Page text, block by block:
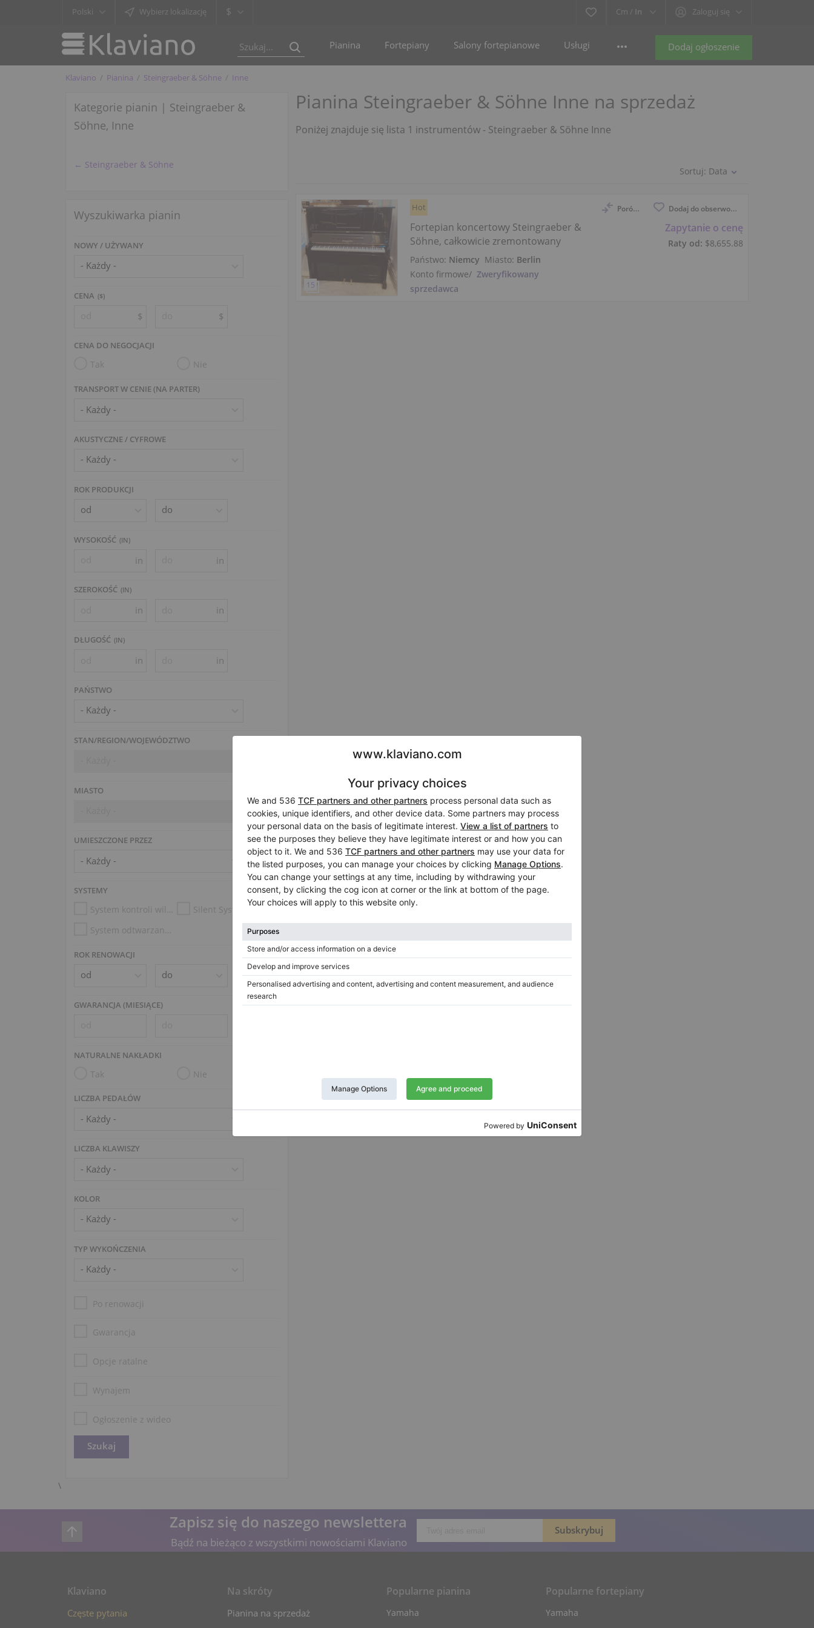
Polski Wybierz lokalizację $ Cm / In Zaloguj się
Dodaj ogłoszenie
Pianina Fortepiany Salony fortepianowe Usługi
Klaviano Pianina Steingraeber & Söhne Inne
Kategorie pianin | Steingraeber &
Söhne, Inne
← Steingraeber & Söhne
Wyszukiwarka pianin
NOWY / UŻYWANY
CENA ($)
$ $
CENA DO NEGOCJACJI
Tak Nie
TRANSPORT W CENIE (NA PARTER)
AKUSTYCZNE / CYFROWE
ROK PRODUKCJI
WYSOKOŚĆ (IN)
in in
SZEROKOŚĆ (IN)
in in
DŁUGOŚĆ (IN)
in in
PAŃSTWO
- Każdy -
STAN/REGION/WOJEWÓDZTWO
MIASTO
UMIESZCZONE PRZEZ
SYSTEMY
System kontroli wilgotności
Silent System
System odtwarzania (np. Disklavier, PianoDisc)
ROK RENOWACJI
GWARANCJA (MIESIĄCE)
NATURALNE NAKŁADKI
Tak Nie
LICZBA PEDAŁÓW
LICZBA KLAWISZY
KOLOR
TYP WYKOŃCZENIA
Po renowacji
Gwarancja
Opcje ratalne
Wynajem
Ogłoszenie z wideo
\
Pianina Steingraeber & Söhne Inne na sprzedaż
Poniżej znajduje się lista 1 instrumentów - Steingraeber & Söhne Inne
Sortuj: Data
Porównaj Dodaj do obserwowanych
Zapytanie o cenę
Raty od: $8,655.88
Hot
Fortepian koncertowy Steingraeber &
Söhne, całkowicie zremontowany
Państwo: Niemcy Miasto: Berlin
Konto firmowe/ Zweryfikowany
sprzedawca
Zapisz się do naszego newslettera
Bądź na bieżąco z wszystkimi nowościami Klaviano
Klaviano
Częste pytania
Na skróty
Pianina na sprzedaż
Popularne pianina
Yamaha
Popularne fortepiany
Yamaha